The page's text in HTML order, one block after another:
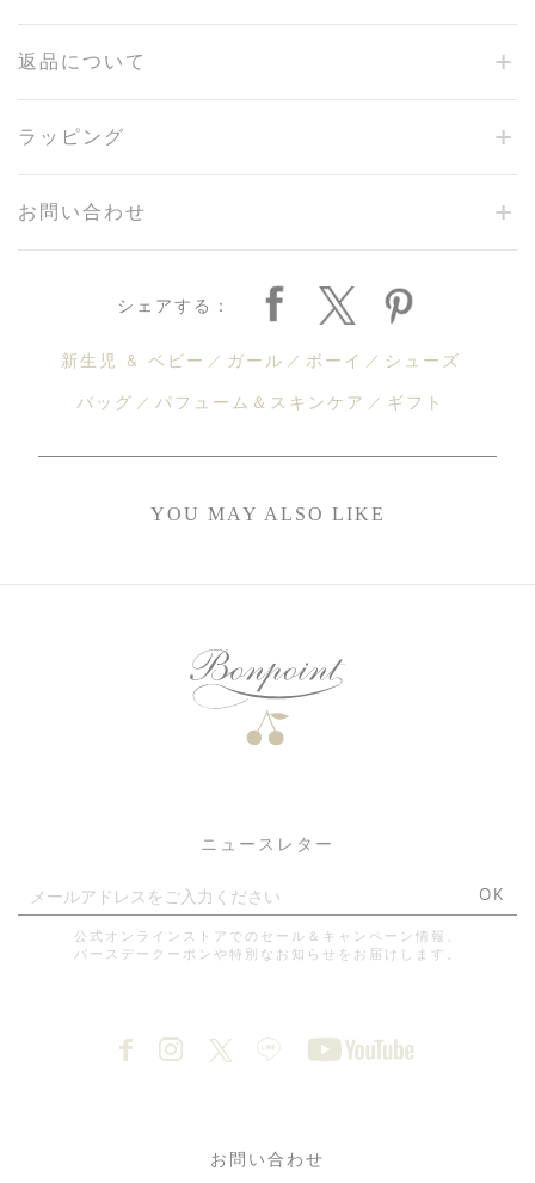
返品について
ラッピング
お問い合わせ
シェアする：
新生児 & ベビー ガール ボーイ シューズ
バッグ パフューム＆スキンケア ギフト
YOU MAY ALSO LIKE
お問い合わせ
ニュースレター
OK
公式オンラインストアでのセール＆キャンペーン情報、
バースデークーポンや特別なお知らせをお届けします。